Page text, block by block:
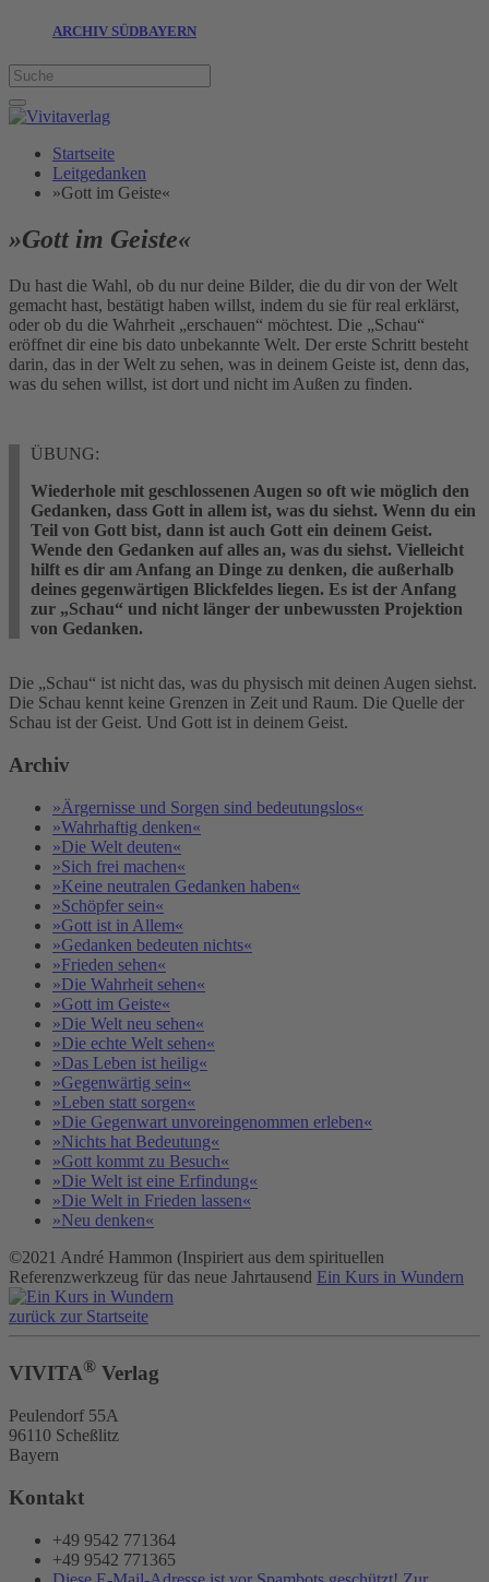
ARCHIV SÜDBAYERN
Startseite
Leitgedanken
»Gott im Geiste«
»Gott im Geiste«
Du hast die Wahl, ob du nur deine Bilder, die du dir von der Welt
gemacht hast, bestätigt haben willst, indem du sie für real erklärst,
oder ob du die Wahrheit „erschauen“ möchtest. Die „Schau“
eröffnet dir eine bis dato unbekannte Welt. Der erste Schritt besteht
darin, das in der Welt zu sehen, was in deinem Geiste ist, denn das,
was du sehen willst, ist dort und nicht im Außen zu finden.
ÜBUNG:
Wiederhole mit geschlossenen Augen so oft wie möglich den
Gedanken, dass Gott in allem ist, was du siehst. Wenn du ein
Teil von Gott bist, dann ist auch Gott ein deinem Geist.
Wende den Gedanken auf alles an, was du siehst. Vielleicht
hilft es dir am Anfang an Dinge zu denken, die außerhalb
deines gegenwärtigen Blickfeldes liegen. Es ist der Anfang
zur „Schau“ und nicht länger der unbewussten Projektion
von Gedanken.
Die „Schau“ ist nicht das, was du physisch mit deinen Augen siehst.
Die Schau kennt keine Grenzen in Zeit und Raum. Die Quelle der
Schau ist der Geist. Und Gott ist in deinem Geist.
Archiv
»Ärgernisse und Sorgen sind bedeutungslos«
»Wahrhaftig denken«
»Die Welt deuten«
»Sich frei machen«
»Keine neutralen Gedanken haben«
»Schöpfer sein«
»Gott ist in Allem«
»Gedanken bedeuten nichts«
»Frieden sehen«
»Die Wahrheit sehen«
»Gott im Geiste«
»Die Welt neu sehen«
»Die echte Welt sehen«
»Das Leben ist heilig«
»Gegenwärtig sein«
»Leben statt sorgen«
»Die Gegenwart unvoreingenommen erleben«
»Nichts hat Bedeutung«
»Gott kommt zu Besuch«
»Die Welt ist eine Erfindung«
»Die Welt in Frieden lassen«
»Neu denken«
©2021 André Hammon (Inspiriert aus dem spirituellen
Referenzwerkzeug für das neue Jahrtausend Ein Kurs in Wundern
zurück zur Startseite
VIVITA® Verlag
Peulendorf 55A
96110 Scheßlitz
Bayern
Kontakt
+49 9542 771364
+49 9542 771365